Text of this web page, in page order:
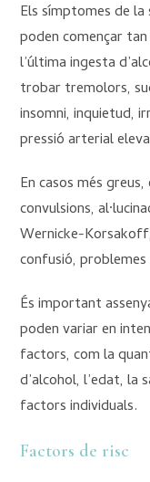
Els símptomes de la
poden començar
l’última ingesta
trobar tremolors,
insomni, inquietud,
pressió arterial
En casos més
convulsions,
Wernicke-
confusió,
És important
poden variar en
factors, com la
d’alcohol, l’edat, la
factors individuals.
Factors de risc